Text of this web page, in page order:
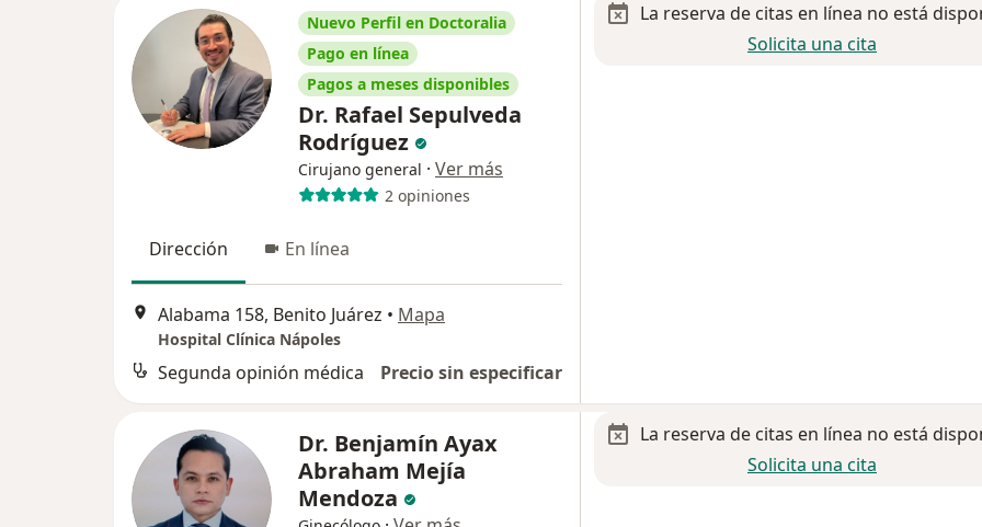
Nuevo Perfil en Doctoralia
Pago en línea
Pagos a meses disponibles
Dr. Rafael Sepulveda
Rodríguez
Cirujano general · Ver más
2 opiniones
Dirección En línea
Alabama 158, Benito Juárez • Mapa
Hospital Clínica Nápoles
Segunda opinión médica Precio sin especificar
La reserva de citas en línea no está
Solicita una cita
Dr. Benjamín Ayax
Abraham Mejía
Mendoza
La reserva de citas en línea no está
Solicita una cita